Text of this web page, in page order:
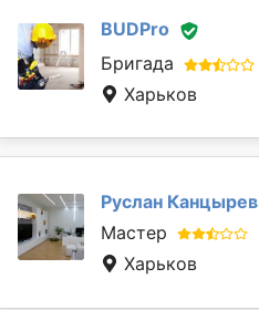
BUDPro
Бригада
Харьков
Руслан Канцырев
Мастер
Харьков